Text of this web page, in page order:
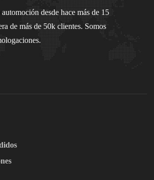
desde hace más de 15
de más de 50k clientes. Somos